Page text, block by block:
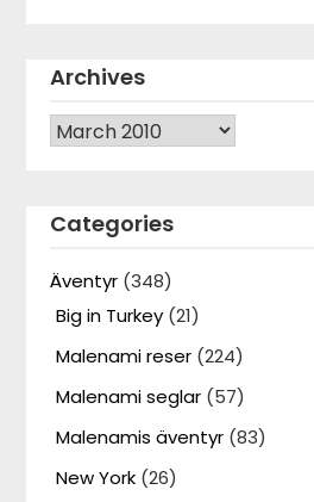
Archives
Archives
Categories
Äventyr (348)
Big in Turkey (21)
Malenami reser (224)
Malenami seglar (57)
Malenamis äventyr (83)
New York (26)